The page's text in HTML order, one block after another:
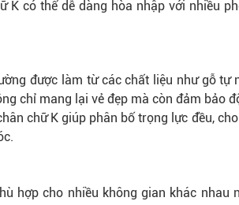
K có thể dễ dàng hòa nhập với nhiều
được làm từ các chất liệu như gỗ tự
chỉ mang lại vẻ đẹp mà còn đảm bảo
chữ K giúp phân bố trọng lực đều,
hợp cho nhiều không gian khác nhau